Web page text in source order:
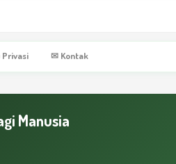
Privasi ✉ Kontak
Manusia